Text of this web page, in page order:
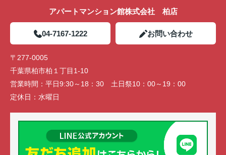
アパートマンション館株式会社 柏店
04-7167-1222 お問い合わせ
〒277-0005
千葉県柏市柏１丁目1-10
営業時間： 平日9:30～18：30 土日祭10：00～19：00
定休日： 水曜日